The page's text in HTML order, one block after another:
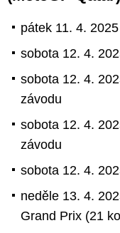
pátek 11. 4.
sobota 12. 4.
sobota 12. 4.
závodu
sobota 12. 4.
závodu
sobota 12. 4.
neděle 13. 4.
Grand Prix (21